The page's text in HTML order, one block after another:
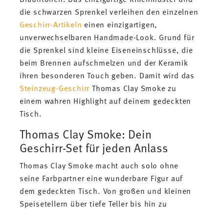
die schwarzen Sprenkel verleihen den einzelnen
Geschirr-Artikeln einen einzigartigen,
unverwechselbaren Handmade-Look. Grund für
die Sprenkel sind kleine Eiseneinschlüsse, die
beim Brennen aufschmelzen und der Keramik
ihren besonderen Touch geben. Damit wird das
Steinzeug-Geschirr Thomas Clay Smoke zu
einem wahren Highlight auf deinem gedeckten
Tisch.
Thomas Clay Smoke: Dein
Geschirr-Set für jeden Anlass
Thomas Clay Smoke macht auch solo ohne
seine Farbpartner eine wunderbare Figur auf
dem gedeckten Tisch. Von großen und kleinen
Speisetellern über tiefe Teller bis hin zu